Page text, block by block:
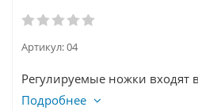
Артикул:04
Регулируемые ножки входят
Подробнее